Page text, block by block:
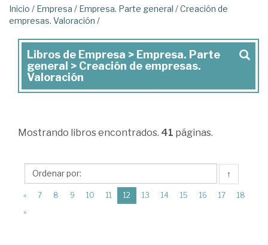
Inicio / Empresa / Empresa. Parte general /Creación de
empresas. Valoración /
Libros
de
Empresa
Empresa.
general
>
Creación
Libros de Empresa > Empresa. Parte
general > Creación de empresas.
Valoración
Mostrando libros encontrados. 41 páginas.
↑
« 7 8 9 10 11 12 (current)
13 14 15 16 17
18
»